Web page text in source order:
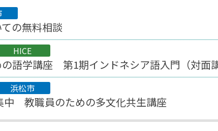
の無料相談
HICE
語学講座 第1期インドネシア語入門（対面講
浜松市
教職員のための多文化共生講座